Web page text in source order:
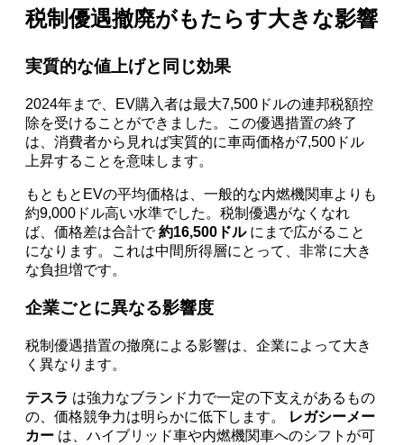
税制優遇撤廃がもたらす大きな影響
実質的な値上げと同じ効果
2024年まで、EV購入者は最大7,500ドルの連邦税額控
除を受けることができました。この優遇措置の終了
は、消費者から見れば実質的に車両価格が7,500ドル
上昇することを意味します。
もともとEVの平均価格は、一般的な内燃機関車よりも
約9,000ドル高い水準でした。税制優遇がなくなれ
ば、価格差は合計で約16,500ドルにまで広がること
になります。これは中間所得層にとって、非常に大き
な負担増です。
企業ごとに異なる影響度
税制優遇措置の撤廃による影響は、企業によって大き
く異なります。
テスラ は強力なブランド力で一定の下支えがあるもの
の、価格競争力は明らかに低下します。 レガシーメー
カー は、ハイブリッド車や内燃機関車へのシフトが可